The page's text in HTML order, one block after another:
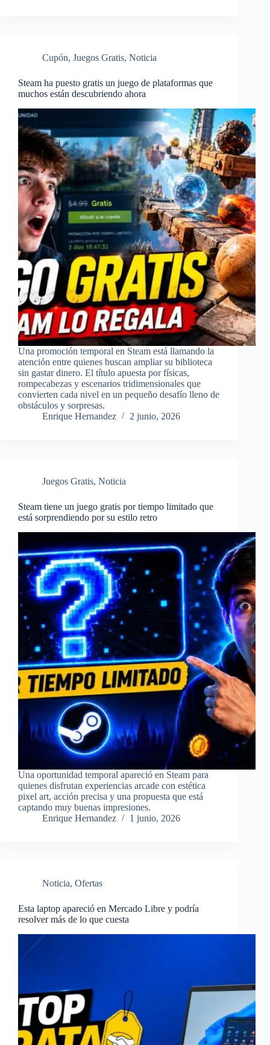
Cupón, Juegos Gratis, Noticia
Steam ha puesto gratis un juego de plataformas que
muchos están descubriendo ahora
Una promoción temporal en Steam está llamando la
atención entre quienes buscan ampliar su biblioteca
sin gastar dinero. El título apuesta por físicas,
rompecabezas y escenarios tridimensionales que
convierten cada nivel en un pequeño desafío lleno de
obstáculos y sorpresas.
Enrique Hernandez
2 junio, 2026
Juegos Gratis, Noticia
Steam tiene un juego gratis por tiempo limitado que
está sorprendiendo por su estilo retro
Una oportunidad temporal apareció en Steam para
quienes disfrutan experiencias arcade con estética
pixel art, acción precisa y una propuesta que está
captando muy buenas impresiones.
Enrique Hernandez
1 junio, 2026
Noticia, Ofertas
Esta laptop apareció en Mercado Libre y podría
resolver más de lo que cuesta